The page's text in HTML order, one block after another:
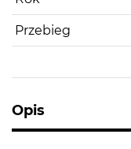
Przebieg
Opis